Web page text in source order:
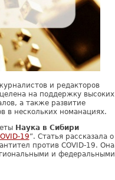
и редакторов
на поддержку высоких
а также развитие
в нескольких номанациях.
Наука в Сибири
19”. Статья рассказала о
против COVID-19. Она
и федеральными